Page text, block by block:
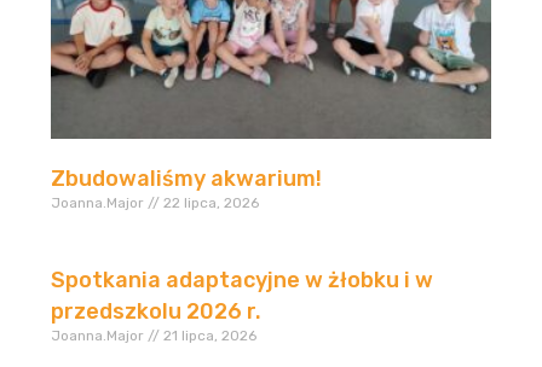
Zbudowaliśmy akwarium!
Joanna.Major 22 lipca, 2026
Spotkania adaptacyjne w żłobku i w
przedszkolu 2026 r.
Joanna.Major 21 lipca, 2026